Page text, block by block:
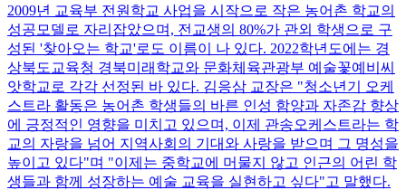
2009년 교육부 전원학교 사업을 시작으로 작은 농어촌 학교의
성공모델로 자리잡았으며, 전교생의 80%가 관외 학생으로 구
성된 '찾아오는 학교'로도 이름이 나 있다. 2022학년도에는 경
상북도교육청 경북미래학교와 문화체육관광부 예술꽃예비씨
앗학교로 각각 선정된 바 있다. 김응삼 교장은 "청소년기 오케
스트라 활동은 농어촌 학생들의 바른 인성 함양과 자존감 향상
에 긍정적인 영향을 미치고 있으며, 이제 관송오케스트라는 학
교의 자랑을 넘어 지역사회의 기대와 사랑을 받으며 그 명성을
높이고 있다"며 "이제는 중학교에 머물지 않고 인근의 어린 학
생들과 함께 성장하는 예술 교육을 실현하고 싶다"고 말했다.